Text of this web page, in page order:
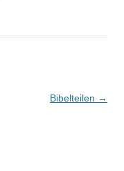
Bibelteilen →